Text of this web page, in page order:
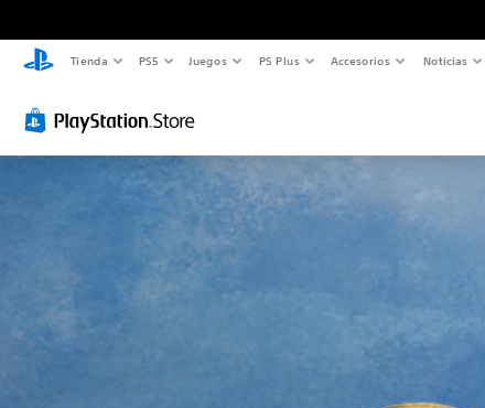
Tienda PS5 Juegos PS Plus Accesorios Noticias